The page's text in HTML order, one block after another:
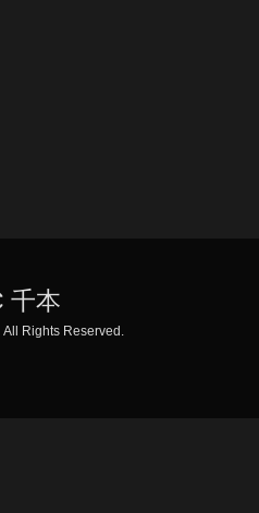
千本
. All Rights Reserved.